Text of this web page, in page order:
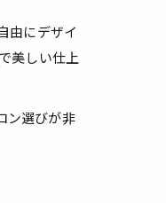
由にデザイ
美しい仕上
ン選びが非